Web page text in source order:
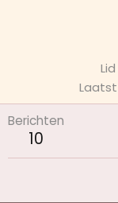
Berichten
10